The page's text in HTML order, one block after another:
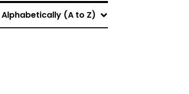
Alphabetically (A to Z)